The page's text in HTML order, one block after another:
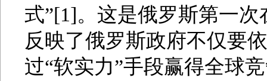
式”[1]。这是俄罗斯第一
反映了俄罗斯政府不仅要
过“软实力”手段赢得全球